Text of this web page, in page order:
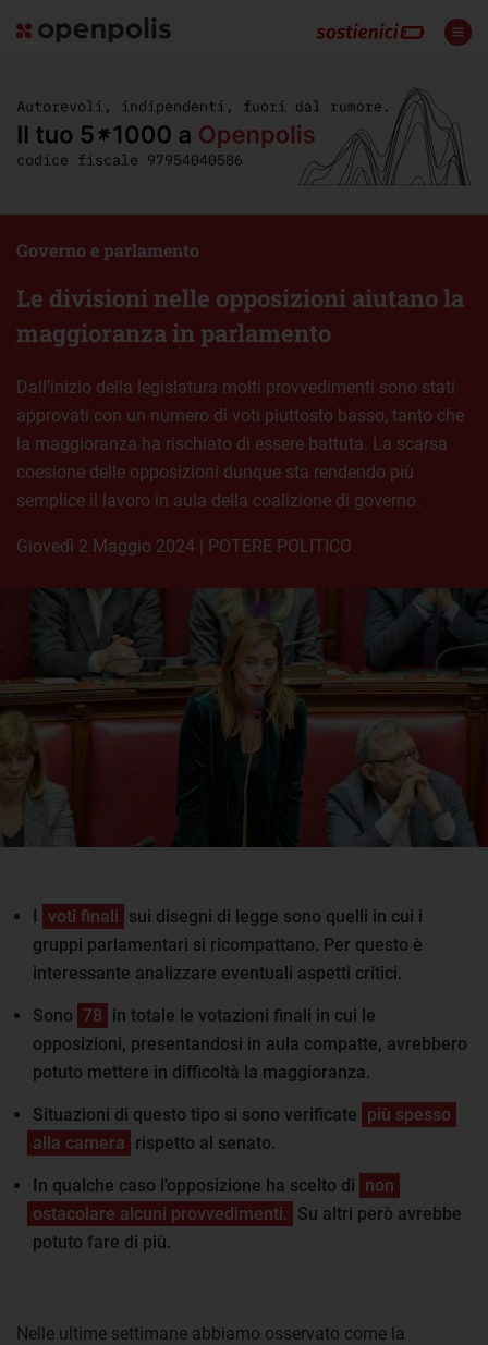
Le divisioni nelle opposizioni aiutano la
maggioranza in parlamento
Governo e parlamento
Dall’inizio della legislatura molti provvedimenti sono stati
approvati con un numero di voti piuttosto basso, tanto che
la maggioranza ha rischiato di essere battuta. La scarsa
coesione delle opposizioni dunque sta rendendo più
semplice il lavoro in aula della coalizione di governo.
giovedì 2 Maggio 2024 | POTERE POLITICO
I voti finali sui disegni di legge sono quelli in cui i
gruppi parlamentari si ricompattano. Per questo è
interessante analizzare eventuali aspetti critici.
Sono 78 in totale le votazioni finali in cui le
opposizioni, presentandosi in aula compatte, avrebbero
potuto mettere in difficoltà la maggioranza.
Situazioni di questo tipo si sono verificate più spesso
alla camera rispetto al senato.
In qualche caso l'opposizione ha scelto di non
ostacolare alcuni provvedimenti. Su altri però avrebbe
potuto fare di più.
Nelle ultime settimane abbiamo osservato come la